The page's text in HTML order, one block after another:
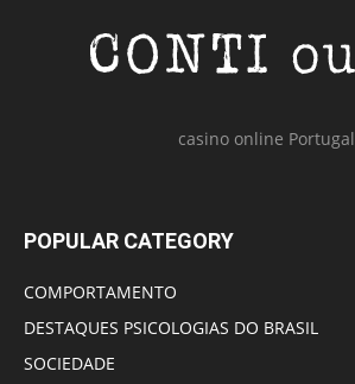
casino online Portugal
POPULAR CATEGORY
COMPORTAMENTO
DESTAQUES PSICOLOGIAS DO BRASIL
SOCIEDADE